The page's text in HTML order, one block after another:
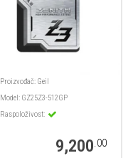
Proizvođač: Geil
Model: GZ25Z3-512GP
Raspoloživost:
9,200.00